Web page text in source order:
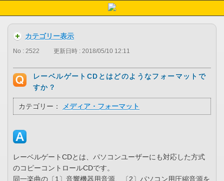
カテゴリー表示
No : 2522 更新日時 : 2018/05/10 12:11
レーベルゲートCDとはどのようなフォーマットで
すか？
カテゴリー： メディア・フォーマット
レーベルゲートCDとは、パソコンユーザーにも対応した方式
のコピーコントロールCDです。
同一楽曲の〔1〕音響機器用音源、〔2〕パソコン用圧縮音源を